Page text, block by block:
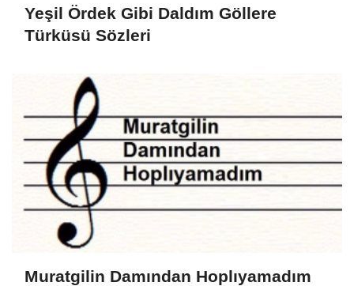
Yeşil Ördek Gibi Daldım Göllere
Türküsü Sözleri
Muratgilin Damından Hoplıyamadım